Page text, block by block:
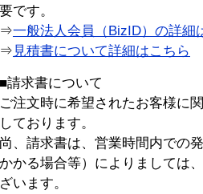
要です。
⇒一般法人会員（BizID）の詳細
⇒ 見積書について詳細はこちら
■請求書について
ご注文時に希望されたお客様に
しております。
尚、請求書は、営業時間内での
かかる場合等）によりましては
ざいます。